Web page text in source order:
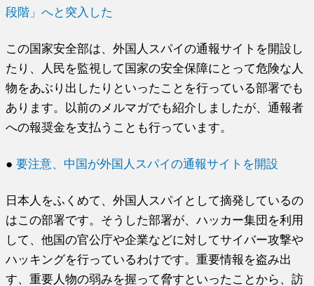
段階」へと突入した
この国家安全部は、外国人スパイの通報サイトを開設し
たり、人民を監視して国家の安全保障にとって危険な人
物をあぶり出したりといったことを行っている部署でも
あります。以前のメルマガでも紹介しましたが、通報者
への報奨金を支払うことも行っています。
●要注意、中国が外国人スパイの通報サイトを開設
日本人をふくめて、外国人スパイとして摘発しているの
はこの部署です。そうした部署が、ハッカー集団を利用
して、他国の官公庁や企業などに対してサイバー攻撃や
ハッキングを行っているわけです。重要情報を盗み出
す、重要人物の弱みを握って脅すといったことから、訪